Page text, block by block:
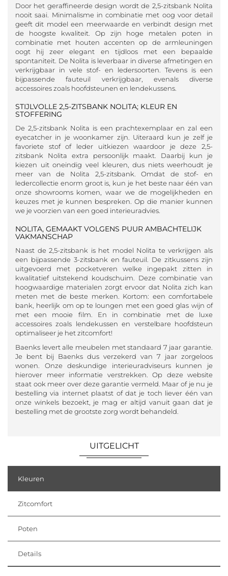
Door het geraffineerde design wordt de 2,5-zitsbank Nolita
nooit saai. Minimalisme in combinatie met oog voor detail
geeft dit model een meerwaarde en verbindt design met
de hoogste kwaliteit. Op zijn hoge metalen poten in
combinatie met houten accenten op de armleuningen
oogt hij zeer elegant en tijdloos met een bepaalde
spontaniteit. De Nolita is leverbaar in diverse afmetingen en
verkrijgbaar in vele stof- en ledersoorten. Tevens is een
bijpassende fauteuil verkrijgbaar, evenals diverse
accessoires zoals hoofdsteunen en lendekussens.
STIJLVOLLE 2,5-ZITSBANK NOLITA; KLEUR EN
STOFFERING
De 2,5-zitsbank Nolita is een prachtexemplaar en zal een
eyecatcher in je woonkamer zijn. Uiteraard kun je zelf je
favoriete stof of leder uitkiezen waardoor je deze 2,5-
zitsbank Nolita extra persoonlijk maakt. Daarbij kun je
kiezen uit oneindig veel kleuren, dus niets weerhoudt je
meer van de Nolita 2,5-zitsbank. Omdat de stof- en
ledercollectie enorm groot is, kun je het beste naar één van
onze showrooms komen, waar we de mogelijkheden en
keuzes met je kunnen bespreken. Op die manier kunnen
we je voorzien van een goed interieuradvies.
NOLITA, GEMAAKT VOLGENS PUUR AMBACHTELIJK
VAKMANSCHAP
Naast de 2,5-zitsbank is het model Nolita te verkrijgen als
een bijpassende 3-zitsbank en fauteuil. De zitkussens zijn
uitgevoerd met pocketveren welke ingepakt zitten in
kwalitatief uitstekend koudschuim. Deze combinatie van
hoogwaardige materialen zorgt ervoor dat Nolita zich kan
meten met de beste merken. Kortom: een comfortabele
bank, heerlijk om op te loungen met een goed glas wijn of
met een mooie film. En in combinatie met de luxe
accessoires zoals lendekussen en verstelbare hoofdsteun
optimaliseer je het zitcomfort!
Baenks levert alle meubelen met standaard 7 jaar garantie.
Je bent bij Baenks dus verzekerd van 7 jaar zorgeloos
wonen. Onze deskundige interieuradviseurs kunnen je
hierover meer informatie verstrekken. Op deze website
staat ook meer over deze garantie vermeld. Maar of je nu je
bestelling via internet plaatst of dat je toch liever één van
onze winkels bezoekt, je mag er altijd vanuit gaan dat je
bestelling met de grootste zorg wordt behandeld.
UITGELICHT
Kleuren
Zitcomfort
Poten
Details